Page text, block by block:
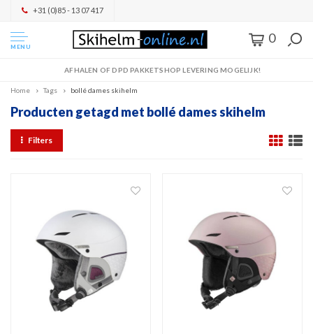
+31 (0)85 - 13 07 417
MENU
0
AFHALEN OF DPD PAKKETSHOP LEVERING MOGELIJK!
Home Tags bollé dames skihelm
Producten getagd met bollé dames skihelm
Filters